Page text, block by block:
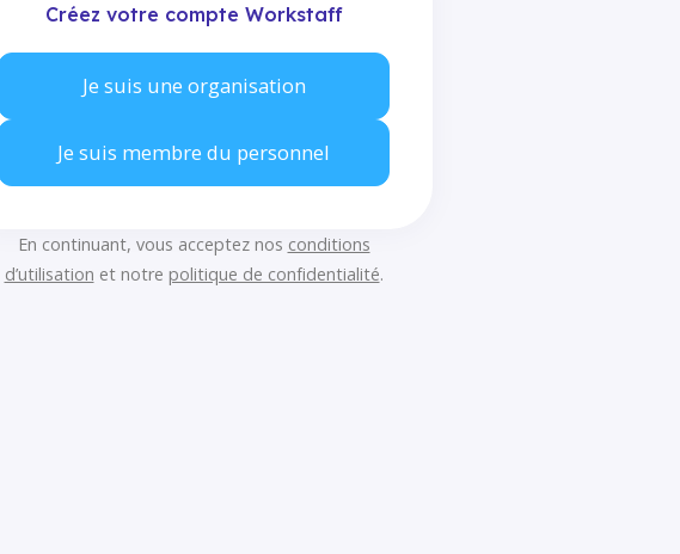
Créez votre compte Workstaff
Je suis une organisation
Je suis membre du personnel
En continuant, vous acceptez nos conditions
d’utilisation et notre politique de confidentialité.